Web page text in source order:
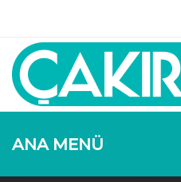
ANA MENÜ